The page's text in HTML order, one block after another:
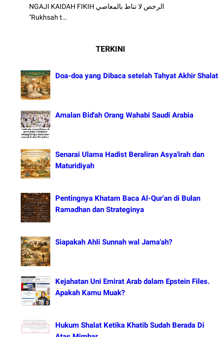
NGAJI KAIDAH FIKIH الرخص لا تناط بالمعاصي
"Rukhsah t…
TERKINI
Doa-doa yang Dibaca setelah Tahyat Akhir Shalat
Amalan Bid'ah Orang Wahabi Saudi Arabia
Senarai Ulama Hadist Beraliran Asya'irah dan
Maturidiyah
Pentingnya Khatam Baca Al-Qur’an di Bulan
Ramadhan dan Strateginya
Siapakah Ahli Sunnah wal Jama'ah?
Kejahatan Uni Emirat Arab dalam Epstein Files.
Apakah Kamu Muak?
Hukum Shalat Ketika Khatib Sudah Berada Di